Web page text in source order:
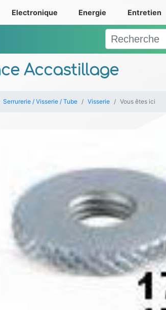
Accastillage
Electronique Energie Entretien
Serrurerie / Visserie / Tube Visserie Vous êtes ici